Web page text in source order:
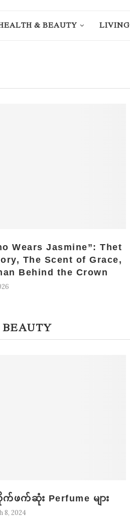
& BEAUTY LIVING
Wears Jasmine”: Thet
The Scent of Grace,
Behind the Crown
က်ဆုံး Perfume များ
8, 2024